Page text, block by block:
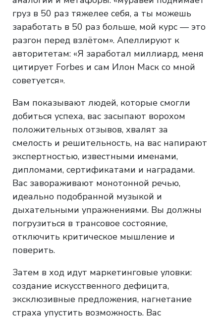
груз в 50 раз тяжелее себя, а ты можешь
заработать в 50 раз больше, мой курс — это
разгон перед взлётом». Апеллируют к
авторитетам: «Я заработал миллиард, меня
цитирует Forbes и сам Илон Маск со мной
советуется».
Вам показывают людей, которые смогли
добиться успеха, вас засыпают ворохом
положительных отзывов, хвалят за
смелость и решительность, на вас напирают
экспертностью, известными именами,
дипломами, сертификатами и наградами.
Вас завораживают монотонной речью,
идеально подобранной музыкой и
дыхательными упражнениями. Вы должны
погрузиться в трансовое состояние,
отключить критическое мышление и
поверить.
Затем в ход идут маркетинговые уловки:
создание искусственного дефицита,
эксклюзивные предложения, нагнетание
страха упустить возможность. Вас